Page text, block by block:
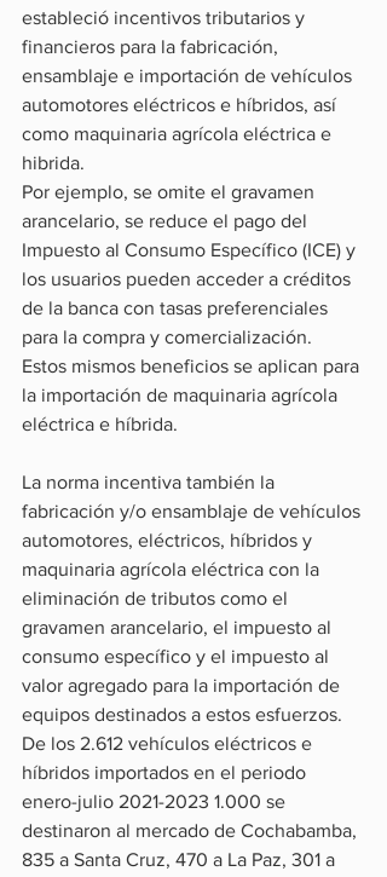
estableció incentivos tributarios y
financieros para la fabricación,
ensamblaje e importación de vehículos
automotores eléctricos e híbridos, así
como maquinaria agrícola eléctrica e
hibrida.
Por ejemplo, se omite el gravamen
arancelario, se reduce el pago del
Impuesto al Consumo Específico (ICE) y
los usuarios pueden acceder a créditos
de la banca con tasas preferenciales
para la compra y comercialización.
Estos mismos beneficios se aplican para
la importación de maquinaria agrícola
eléctrica e híbrida.
La norma incentiva también la
fabricación y/o ensamblaje de vehículos
automotores, eléctricos, híbridos y
maquinaria agrícola eléctrica con la
eliminación de tributos como el
gravamen arancelario, el impuesto al
consumo específico y el impuesto al
valor agregado para la importación de
equipos destinados a estos esfuerzos.
De los 2.612 vehículos eléctricos e
híbridos importados en el periodo
enero-julio 2021-2023 1.000 se
destinaron al mercado de Cochabamba,
835 a Santa Cruz, 470 a La Paz, 301 a